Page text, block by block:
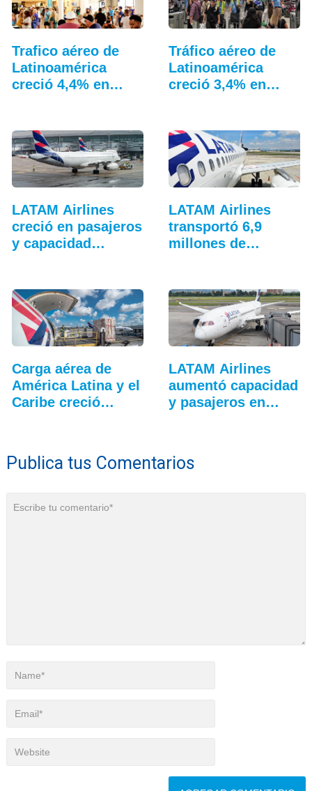
Trafico aéreo de
Latinoamérica
creció 4,4% en
Tráfico aéreo de
Latinoamérica
creció 3,4% en
LATAM Airlines
creció en pasajeros
y capacidad
LATAM Airlines
transportó 6,9
millones de
Carga aérea de
América Latina y el
Caribe creció…
LATAM Airlines
aumentó capacidad
y pasajeros en
Publica tus Comentarios